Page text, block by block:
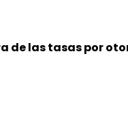
de las tasas por